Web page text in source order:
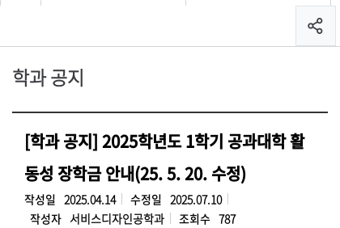
학과 공지
[학과 공지] 2025학년도 1학기 공과대학 활
동성 장학금 안내(25. 5. 20. 수정)
작성일 2025.04.14 수정일 2025.07.10
작성자 서비스디자인공학과 조회수 787